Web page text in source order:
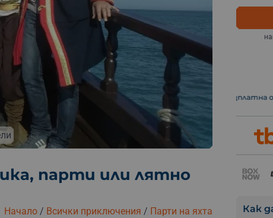
парти или лятно
Начало/ Всички приключения / Парти на яхта
Безплатна доставка Безплатна опаковка
Как